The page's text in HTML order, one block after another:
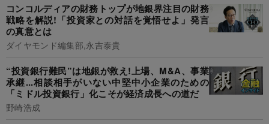
コンコルディアの財務トップが地銀界注目の財務
戦略を解説!「投資家との対話を覚悟せよ」発言
の真意とは
ダイヤモンド編集部,永吉泰貴
“投資銀行難民”は地銀が救え!上場、M&A、事業
承継...相談相手がいない中堅中小企業のための
「ミドル投資銀行」化こそが経済成長への道だ
野崎浩成